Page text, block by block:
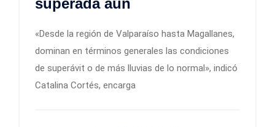
superada aún
«Desde la región de Valparaíso hasta Magallanes,
dominan en términos generales las condiciones
de superávit o de más lluvias de lo normal», indicó
Catalina Cortés, encarga